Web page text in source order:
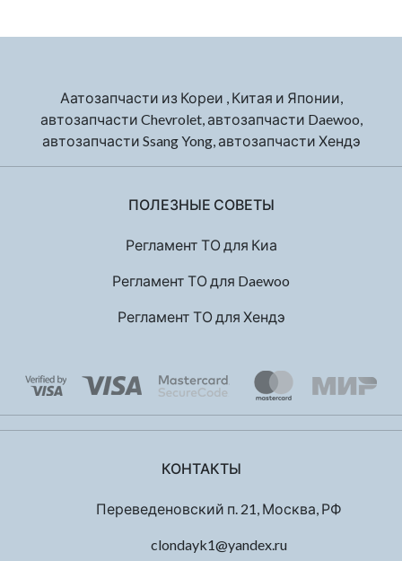
Аатозапчасти из Кореи , Китая и Японии,
автозапчасти Chevrolet, автозапчасти Daewoo,
автозапчасти Ssang Yong, автозапчасти Хендэ
ПОЛЕЗНЫЕ СОВЕТЫ
Регламент ТО для Киа
Регламент ТО для Daewoo
Регламент ТО для Хендэ
КОНТАКТЫ
Переведеновский п. 21, Москва, РФ
clondayk1@yandex.ru